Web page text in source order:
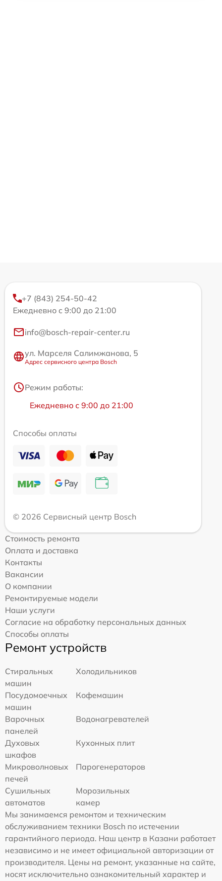
+7 (843) 254-50-42
Ежедневно с 9:00 до 21:00
info@bosch-repair-center.ru
ул. Марселя Салимжанова, 5
Адрес сервисного центра Bosch
Режим работы:
Ежедневно с 9:00 до 21:00
Способы оплаты
© 2026 Сервисный центр Bosch
Стоимость ремонта
Оплата и доставка
Контакты
Вакансии
О компании
Ремонтируемые модели
Наши услуги
Согласие на обработку персональных данных
Способы оплаты
Ремонт устройств
Стиральных
машин
Холодильников
Посудомоечных
машин
Кофемашин
Варочных
панелей
Водонагревателей
Духовых
шкафов
Кухонных плит
Микроволновых
печей
Парогенераторов
Сушильных
автоматов
Морозильных
камер
Мы занимаемся ремонтом и техническим
обслуживанием техники Bosch по истечении
гарантийного периода. Наш центр в Казани работает
независимо и не имеет официальной авторизации от
производителя. Цены на ремонт, указанные на сайте,
носят исключительно ознакомительный характер и